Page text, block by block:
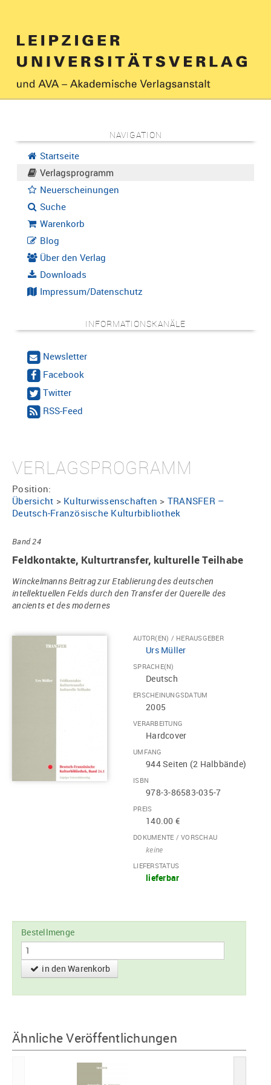
NAVIGATION
Startseite
Verlagsprogramm
Neuerscheinungen
Suche
Warenkorb
Blog
Über den Verlag
Downloads
Impressum/Datenschutz
INFORMATIONSKANÄLE
Newsletter
Facebook
Twitter
RSS-Feed
VERLAGSPROGRAMM
Position:
Übersicht > Kulturwissenschaften > TRANSFER –
Deutsch-Französische Kulturbibliothek
Band 24
Feldkontakte, Kulturtransfer, kulturelle Teilhabe
Winckelmanns Beitrag zur Etablierung des deutschen
intellektuellen Felds durch den Transfer der Querelle des
ancients et des modernes
AUTOR(EN) / HERAUSGEBER
Urs Müller
SPRACHE(N)
Deutsch
ERSCHEINUNGSDATUM
2005
VERARBEITUNG
Hardcover
UMFANG
944 Seiten (2 Halbbände)
ISBN
978-3-86583-035-7
PREIS
140.00 €
DOKUMENTE / VORSCHAU
keine
LIEFERSTATUS
lieferbar
Bestellmenge
in den Warenkorb
Ähnliche Veröffentlichungen